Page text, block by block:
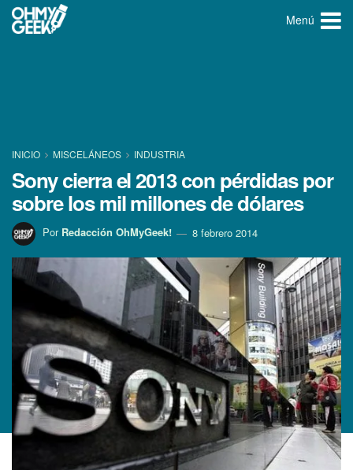
Menú
INICIO MISCELÁNEOS INDUSTRIA
Sony cierra el 2013 con pérdidas por
sobre los mil millones de dólares
Por Redacción OhMyGeek! 8 febrero 2014